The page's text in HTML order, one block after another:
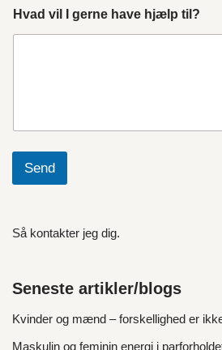
Hvad vil I gerne have hjælp til?
Send
Så kontakter jeg dig.
Seneste artikler/blogs
Kvinder og mænd – forskellighed er
Maskulin og feminin energi i